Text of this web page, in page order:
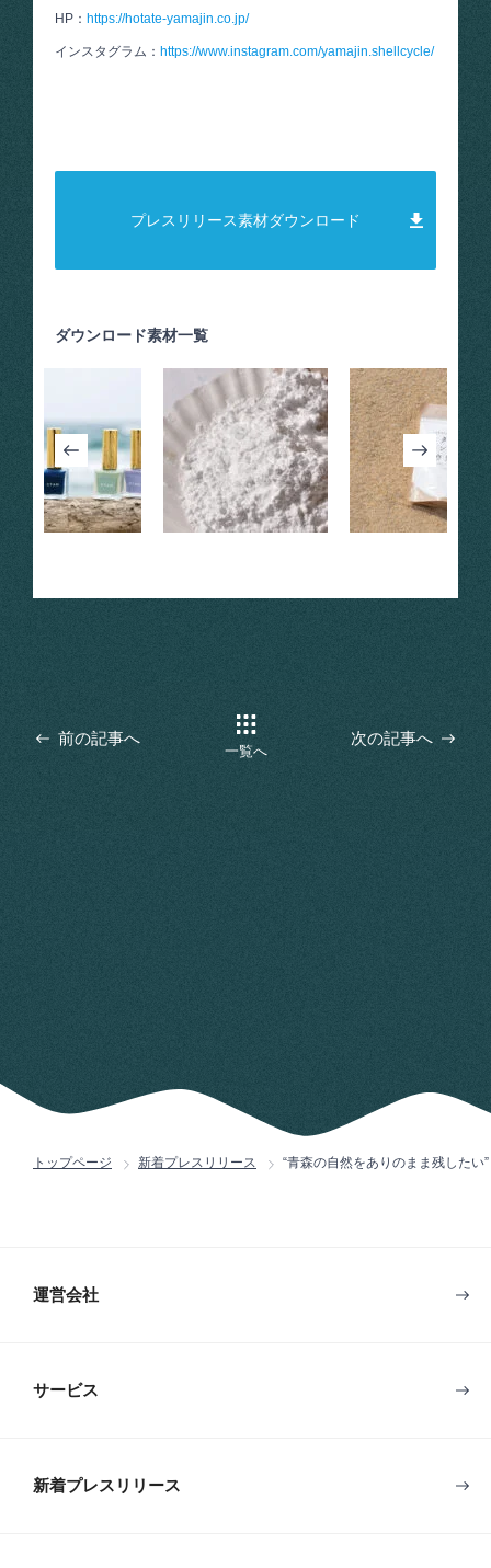
HP： https://hotate-yamajin.co.jp/
インスタグラム： https://www.instagram.com/yamajin.shellcycle/
プレスリリース素材ダウンロード
ダウンロード素材一覧
前の記事へ
一覧へ
次の記事へ
トップページ 新着プレスリリース “青森の自然をありのまま残した
運営会社
サービス
新着プレスリリース